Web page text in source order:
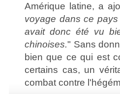
Amérique latine, a
voyage dans ce
avait donc été vu
chinoises." Sans
bien que ce qui est
certains cas, un
combat contre